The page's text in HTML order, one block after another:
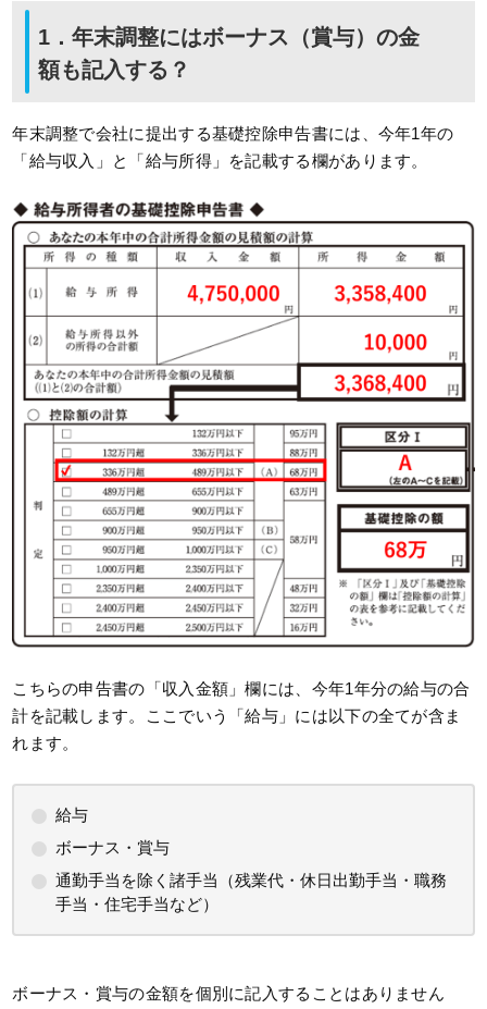
1．年末調整にはボーナス（賞与）の金
額も記入する？
年末調整で会社に提出する基礎控除申告書には、今年1年の
「給与収入」と「給与所得」を記載する欄があります。
こちらの申告書の「収入金額」欄には、今年1年分の給与の合
計を記載します。ここでいう「給与」には以下の全てが含ま
れます。
給与
ボーナス・賞与
通勤手当を除く諸手当（残業代・休日出勤手当・職務
手当・住宅手当など）
ボーナス・賞与の金額を個別に記入することはありません